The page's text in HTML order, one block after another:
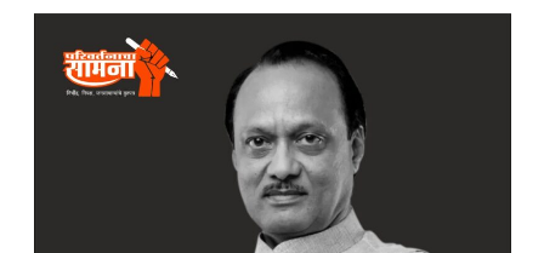
आगमन
असल्याने
वाहतूक
कोंडी